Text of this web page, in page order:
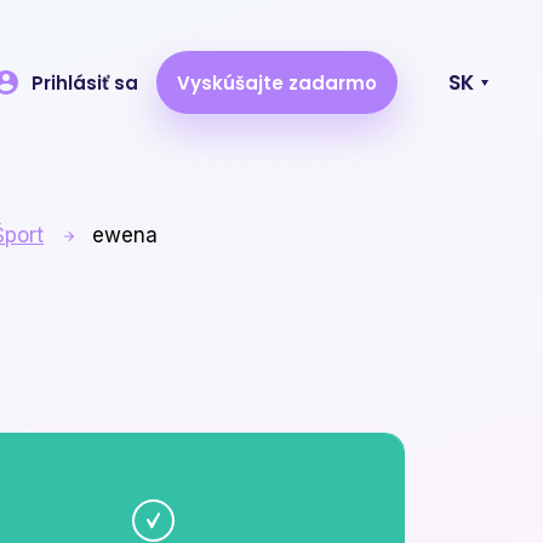
Napojte jakéhokoliv dodavatele
Prihlásiť sa Vyskúšajte zadarmo SK
ewena